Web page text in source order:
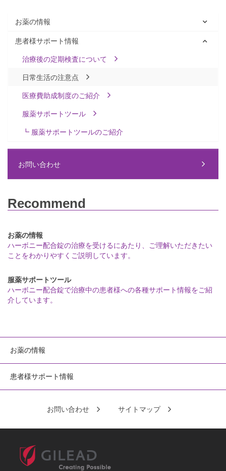
お薬の情報
患者様サポート情報
治療後の定期検査について
日常生活の注意点
医療費助成制度のご紹介
服薬サポートツール
┗ 服薬サポートツールのご紹介
お問い合わせ
Recommend
お薬の情報
ハーボニー配合錠の治療を受けるにあたり、ご理解いただきたい
ことをわかりやすくご説明しています。
服薬サポートツール
ハーボニー配合錠で治療中の患者様への各種サポート情報をご紹
介しています。
お薬の情報
患者様サポート情報
お問い合わせ サイトマップ